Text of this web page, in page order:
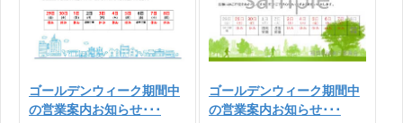
ゴールデンウィーク期間中
の営業案内お知らせ･･･
ゴールデンウィーク期間中
の営業案内お知らせ･･･